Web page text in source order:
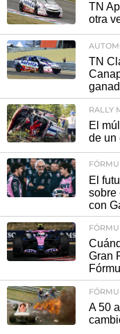
TN
otra
TN
RALLY
El
de un
El
sobre
con
Gran
A 50